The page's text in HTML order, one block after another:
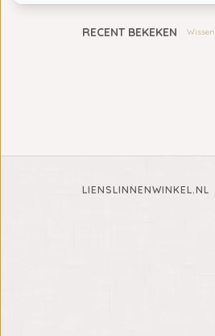
RECENT BEKEKEN Wissen
LIENSLINNENWINKEL.NL